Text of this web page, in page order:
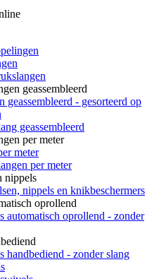
geassembleerd
geassembleerd - gesorteerd op
geassembleerd
per meter
meter
per meter
nippels
nippels en knikbeschermers
oprollend
automatisch oprollend - zonder
handbediend - zonder slang